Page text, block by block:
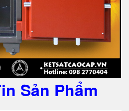
Sản Phẩm